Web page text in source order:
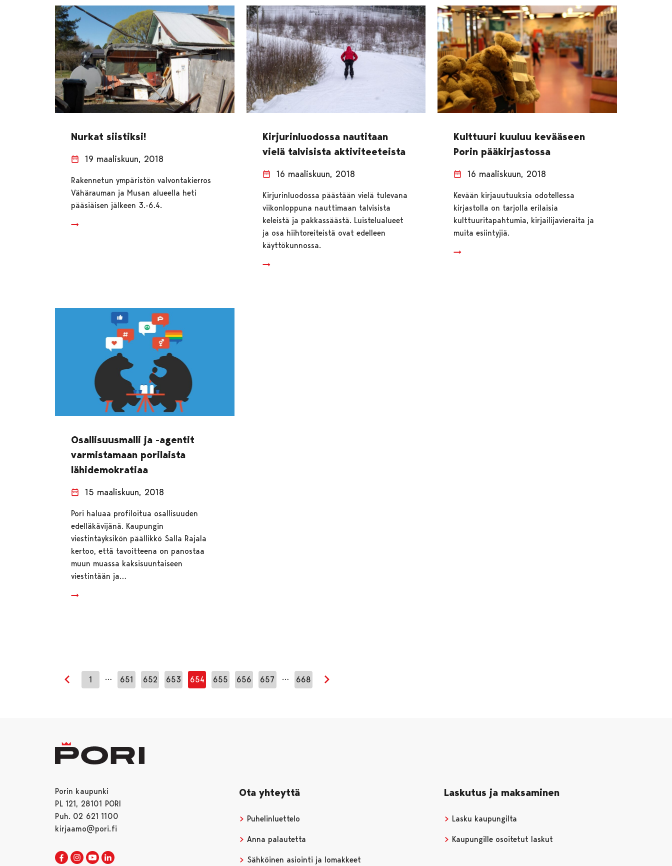
Nurkat siistiksi!
19 maaliskuun, 2018
Rakennetun ympäristön valvontakierros
Vähärauman ja Musan alueella heti
pääsiäisen jälkeen 3.-6.4.
Kirjurinluodossa nautitaan
vielä talvisista aktiviteeteista
16 maaliskuun, 2018
Kirjurinluodossa päästään vielä tulevana
viikonloppuna nauttimaan talvisista
keleistä ja pakkassäästä. Luistelualueet
ja osa hiihtoreiteistä ovat edelleen
käyttökunnossa.
Kulttuuri kuuluu kevääseen
Porin pääkirjastossa
16 maaliskuun, 2018
Kevään kirjauutuuksia odotellessa
kirjastolla on tarjolla erilaisia
kulttuuritapahtumia, kirjailijavieraita ja
muita esiintyjiä.
Osallisuusmalli ja -agentit
varmistamaan porilaista
lähidemokratiaa
15 maaliskuun, 2018
Pori haluaa profiloitua osallisuuden
edelläkävijänä. Kaupungin
viestintäyksikön päällikkö Salla Rajala
kertoo, että tavoitteena on panostaa
muun muassa kaksisuuntaiseen
viestintään ja…
Edellinen sivu
1 … 651 652 653 654 655 656 657 … 668
Porin kaupunki
PL 121, 28101 PORI
Puh. 02 621 1100
kirjaamo@pori.fi
Porin kaupunki Facebookissa
Avautuu uudessa välilehdessä
Porin kaupunki Instagramissa
Avautuu uudessa välilehdessä
Porin kaupunki Youtubessa
Avautuu uudessa välilehdessä
Ota yhteyttä
Puhelinluettelo
Anna palautetta
Sähköinen asiointi ja lomakkeet
Laskutus ja maksaminen
Lasku kaupungilta
Kaupungille osoitetut laskut